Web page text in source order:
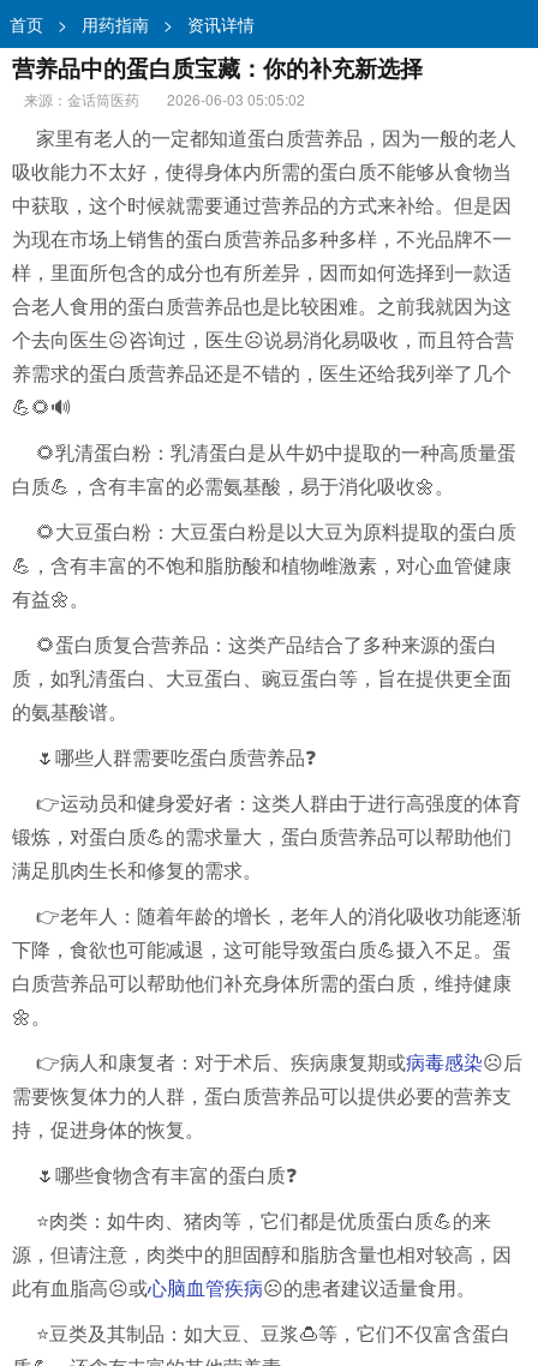
首页 > 用药指南 > 资讯详情
营养品中的蛋白质宝藏：你的补充新选择
来源：金话筒医药
2026-06-03 05:05:02
家里有老人的一定都知道蛋白质营养品，因为一般的老人
吸收能力不太好，使得身体内所需的蛋白质不能够从食物当
中获取，这个时候就需要通过营养品的方式来补给。但是因
为现在市场上销售的蛋白质营养品多种多样，不光品牌不一
样，里面所包含的成分也有所差异，因而如何选择到一款适
合老人食用的蛋白质营养品也是比较困难。之前我就因为这
个去向医生☹️咨询过，医生☹️说易消化易吸收，而且符合营
养需求的蛋白质营养品还是不错的，医生还给我列举了几个
💪🌻🔊
🌻乳清蛋白粉：乳清蛋白是从牛奶中提取的一种高质量蛋
白质💪，含有丰富的必需氨基酸，易于消化吸收🌼。
🌻大豆蛋白粉：大豆蛋白粉是以大豆为原料提取的蛋白质
💪，含有丰富的不饱和脂肪酸和植物雌激素，对心血管健康
有益🌼。
🌻蛋白质复合营养品：这类产品结合了多种来源的蛋白
质，如乳清蛋白、大豆蛋白、豌豆蛋白等，旨在提供更全面
的氨基酸谱。
🌷哪些人群需要吃蛋白质营养品❓
👉运动员和健身爱好者：这类人群由于进行高强度的体育
锻炼，对蛋白质💪的需求量大，蛋白质营养品可以帮助他们
满足肌肉生长和修复的需求。
👉老年人：随着年龄的增长，老年人的消化吸收功能逐渐
下降，食欲也可能减退，这可能导致蛋白质💪摄入不足。蛋
白质营养品可以帮助他们补充身体所需的蛋白质，维持健康
🌼。
👉病人和康复者：对于术后、疾病康复期或病毒感染☹️后
需要恢复体力的人群，蛋白质营养品可以提供必要的营养支
持，促进身体的恢复。
🌷哪些食物含有丰富的蛋白质❓
⭐️肉类：如牛肉、猪肉等，它们都是优质蛋白质💪的来
源，但请注意，肉类中的胆固醇和脂肪含量也相对较高，因
此有血脂高☹️或心脑血管疾病☹️的患者建议适量食用。
⭐️豆类及其制品：如大豆、豆浆🍮等，它们不仅富含蛋白